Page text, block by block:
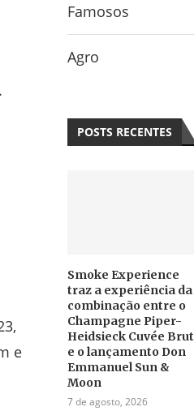
e
Famosos
Agro
POSTS RECENTES
Smoke Experience
traz a experiência da
combinação entre o
Champagne Piper-
Heidsieck Cuvée Brut
e o lançamento Don
Emmanuel Sun &
Moon
7 de agosto, 2026